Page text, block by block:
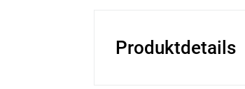
Produktdetails